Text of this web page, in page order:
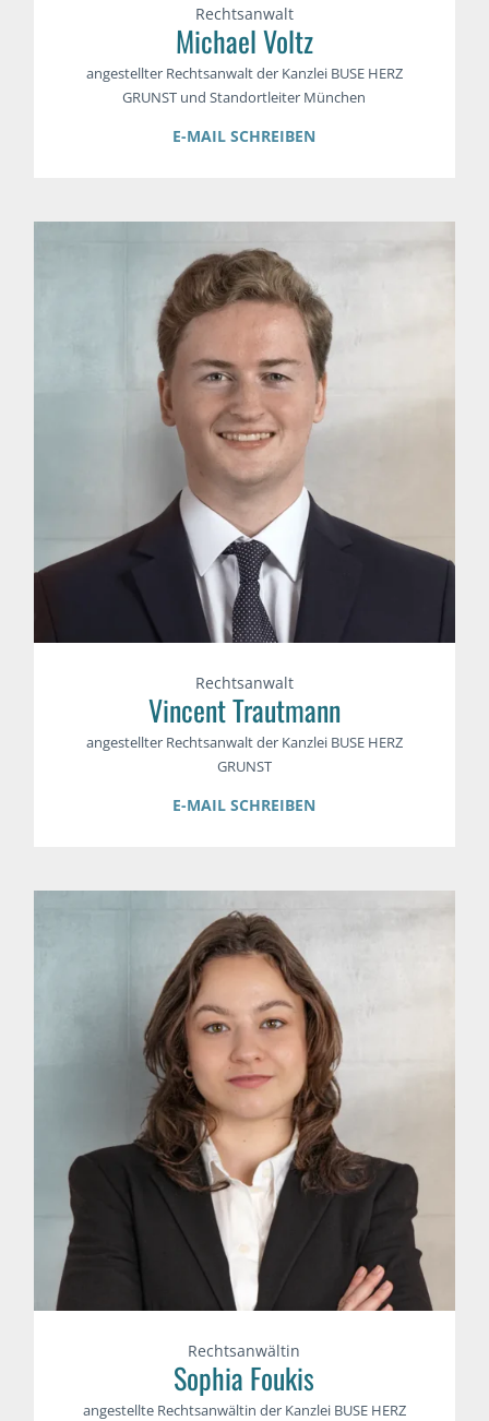
Rechtsanwalt
Michael Voltz
angestellter Rechtsanwalt der Kanzlei BUSE HERZ
GRUNST und Standortleiter München
E-MAIL SCHREIBEN
Rechtsanwalt
Vincent Trautmann
angestellter Rechtsanwalt der Kanzlei BUSE HERZ
GRUNST
E-MAIL SCHREIBEN
Rechtsanwältin
Sophia Foukis
angestellte Rechtsanwältin der Kanzlei BUSE HERZ